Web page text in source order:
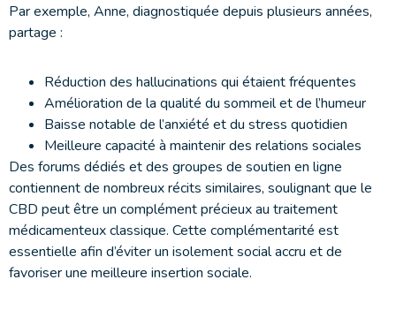
Par exemple, Anne, diagnostiquée depuis plusieurs années,
partage :
Réduction des hallucinations qui étaient fréquentes
Amélioration de la qualité du sommeil et de l’humeur
Baisse notable de l’anxiété et du stress quotidien
Meilleure capacité à maintenir des relations sociales
Des forums dédiés et des groupes de soutien en ligne
contiennent de nombreux récits similaires, soulignant que le
CBD peut être un complément précieux au traitement
médicamenteux classique. Cette complémentarité est
essentielle afin d’éviter un isolement social accru et de
favoriser une meilleure insertion sociale.